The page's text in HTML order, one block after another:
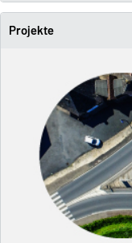
Projekte